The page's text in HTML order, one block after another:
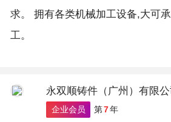
求。 拥有各类机械加工设备,大可
工。
永双顺铸件（广州）有限公
企业会员 第7年